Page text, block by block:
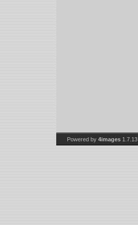
Powered by 4images 1.7.13